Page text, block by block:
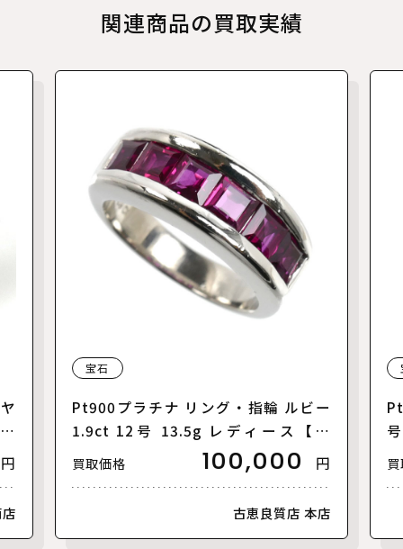
関連商品の買取実績
円
宝石
Pt900プラチナ リング・指輪 ルビー
1.9ct 12号 13.5g レディース【中
古】
買取価格 100,000 円
古恵良質店 本店